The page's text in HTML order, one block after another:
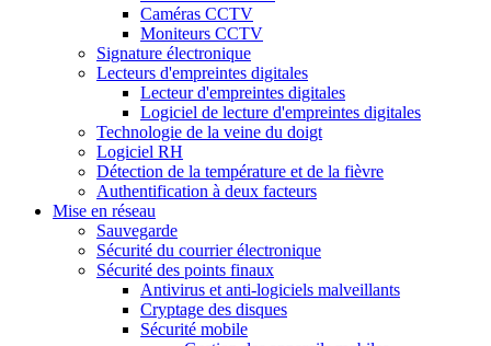
Caméras CCTV
Moniteurs CCTV
Signature électronique
Lecteurs d'empreintes digitales
Lecteur d'empreintes digitales
Logiciel de lecture d'empreintes digitales
Technologie de la veine du doigt
Logiciel RH
Détection de la température et de la fièvre
Authentification à deux facteurs
Mise en réseau
Sauvegarde
Sécurité du courrier électronique
Sécurité des points finaux
Antivirus et anti-logiciels malveillants
Cryptage des disques
Sécurité mobile